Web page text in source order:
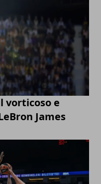
vorticoso e
James